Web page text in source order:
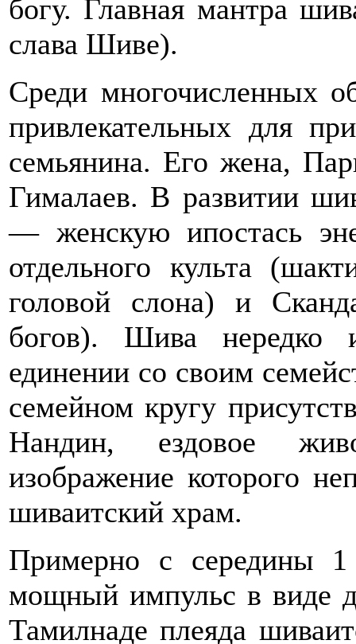
богу. Главная мантра
слава Шиве).
Среди многочисленных
привлекательных для
семьянина. Его жена,
Гималаев. В развитии
— женскую ипостась
отдельного культа
головой слона) и
богов). Шива нередко
единении со своим
семейном кругу
Нандин, ездовое
изображение которого
шиваитский храм.
Примерно с середины
мощный импульс в виде
Тамилнаде плеяда